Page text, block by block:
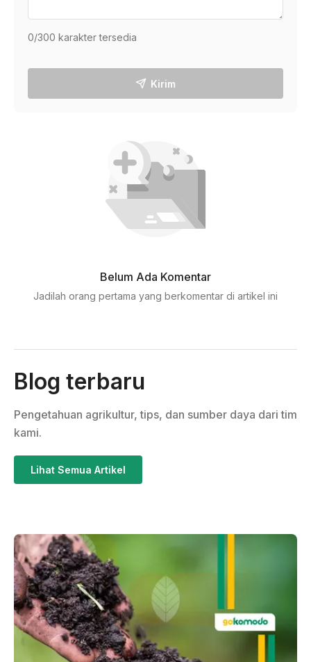
0/300 karakter tersedia
Kirim
Belum Ada Komentar
Jadilah orang pertama yang berkomentar di artikel ini
Blog terbaru
Pengetahuan agrikultur, tips, dan sumber daya dari tim
kami.
Lihat Semua Artikel